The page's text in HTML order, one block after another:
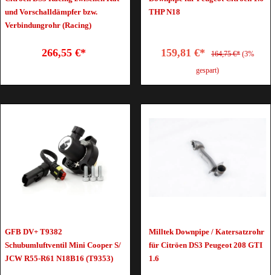
und Vorschalldämpfer bzw.
Verbindungrohr (Racing)
266,55 €*
THP N18
159,81 €* 164,75 €* (3%
gespart)
GFB DV+ T9382
Schubumluftventil Mini Cooper S/
JCW R55-R61 N18B16 (T9353)
Milltek Downpipe / Katersatzrohr
für Citröen DS3 Peugeot 208 GTI
1.6